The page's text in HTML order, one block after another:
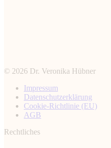
© 2026 Dr. Veronika Hübner
Impressum
Datenschutz­erklärung
Cookie-Richtlinie (EU)
AGB
Rechtliches